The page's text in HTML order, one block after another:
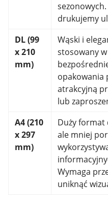
drukujemy
DL (99
x 210
mm)
Wąski i
stosowany
opakowania
atrakcyjną
lub
A4 (210
x 297
mm)
Duży format
ale mniej
Wymaga
uniknąć